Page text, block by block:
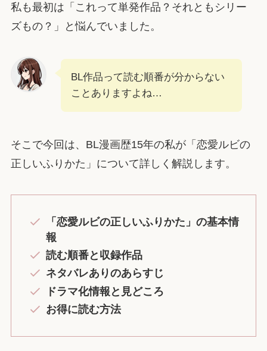
私も最初は「これって単発作品？それともシリー
ズもの？」と悩んでいました。
BL作品って読む順番が分からない
ことありますよね…
そこで今回は、BL漫画歴15年の私が「恋愛ルビの
正しいふりかた」について詳しく解説します。
「恋愛ルビの正しいふりかた」の基本情
報
読む順番と収録作品
ネタバレありのあらすじ
ドラマ化情報と見どころ
お得に読む方法